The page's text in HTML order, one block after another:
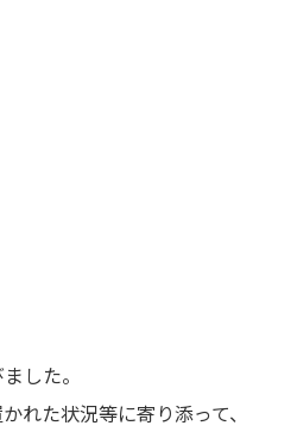
した。
れた状況等に寄り添って、